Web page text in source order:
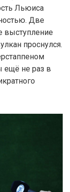
Льюиса
Две
выступление
проснулся.
ещё не раз в